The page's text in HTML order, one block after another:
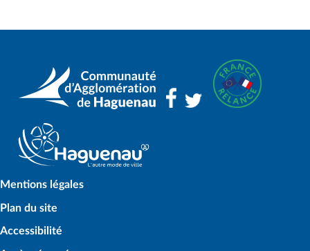
Mentions légales
Plan du site
Accessibilité